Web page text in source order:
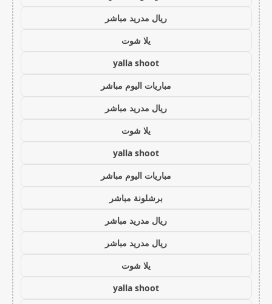
ريال مدريد مباشر
يلا شوت
yalla shoot
مباريات اليوم مباشر
ريال مدريد مباشر
يلا شوت
yalla shoot
مباريات اليوم مباشر
برشلونة مباشر
ريال مدريد مباشر
ريال مدريد مباشر
يلا شوت
yalla shoot